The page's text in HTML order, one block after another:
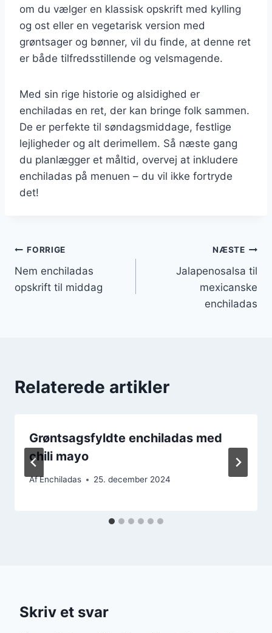
om du vælger en klassisk opskrift med kylling
og ost eller en vegetarisk version med
grøntsager og bønner, vil du finde, at denne ret
er både tilfredsstillende og velsmagende.
Med sin rige historie og alsidighed er
enchiladas en ret, der kan bringe folk sammen.
De er perfekte til søndagsmiddage, festlige
lejligheder og alt derimellem. Så næste gang
du planlægger et måltid, overvej at inkludere
enchiladas på menuen – du vil ikke fortryde
det!
Indlægsnavigation
FORRIGE
Nem enchiladas
opskrift til middag
NÆSTE
Jalapenosalsa til
mexicanske
enchiladas
Relaterede artikler
Grøntsagsfyldte enchiladas med
chili mayo
AfEnchiladas 25. december 2024
Skriv et svar